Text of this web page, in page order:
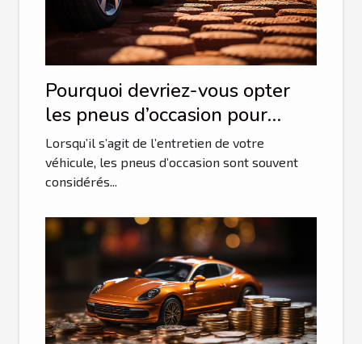
Pourquoi devriez-vous opter
les pneus d’occasion pour
votre véhicule ?
Lorsqu’il s’agit de l’entretien de votre
véhicule, les pneus d’occasion sont souvent
considérés...